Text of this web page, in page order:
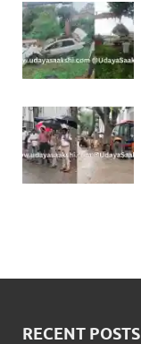
RECENT POSTS